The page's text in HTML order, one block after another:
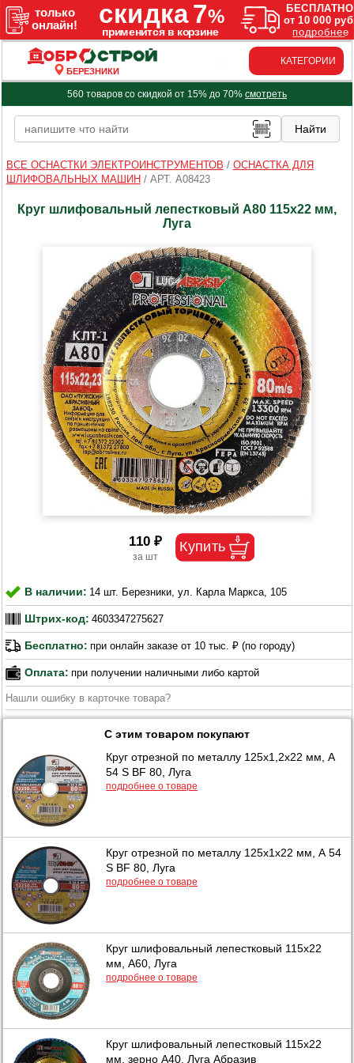
БЕРЕЗНИКИ
КАТЕГОРИИ
560 товаров со скидкой от 15% до 70% смотреть
ВСЕ ОСНАСТКИ ЭЛЕКТРОИНСТРУМЕНТОВ / ОСНАСТКА ДЛЯ
ШЛИФОВАЛЬНЫХ МАШИН / АРТ. A08423
Круг шлифовальный лепестковый А80 115х22 мм,
Луга
110 ₽
В наличии: 14 шт. Березники, ул. Карла Маркса, 105
Штрих-код: 4603347275627
Бесплатно: при онлайн заказе от 10 тыс. ₽ (по городу)
Оплата: при получении наличными либо картой
Нашли ошибку в карточке товара?
С этим товаром покупают
Круг отрезной по металлу 125х1,2х22 мм, А
54 S BF 80, Луга
подробнее о товаре
Круг отрезной по металлу 125х1х22 мм, А 54
S BF 80, Луга
подробнее о товаре
Круг шлифовальный лепестковый 115х22
мм, А60, Луга
подробнее о товаре
Круг шлифовальный лепестковый 115х22
мм, зерно А40, Луга Абразив